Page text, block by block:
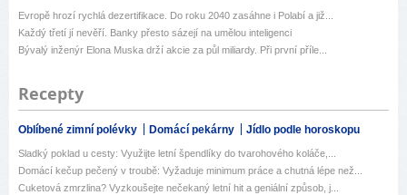
Evropě hrozí rychlá dezertifikace. Do roku 2040 zasáhne i Polabí a již...
Každý třetí jí nevěří. Banky přesto sázejí na umělou inteligenci
Bývalý inženýr Elona Muska drží akcie za půl miliardy. Při první příle...
Recepty
Oblíbené zimní polévky Domácí pekárny Jídlo podle horoskopu
Sladký poklad u cesty: Využijte letní špendlíky do tvarohového koláče,...
Domácí kečup pečený v troubě: Vyžaduje minimum práce a chutná lépe než...
Cuketová zmrzlina? Vyzkoušejte nečekaný letní hit a geniální způsob, j...